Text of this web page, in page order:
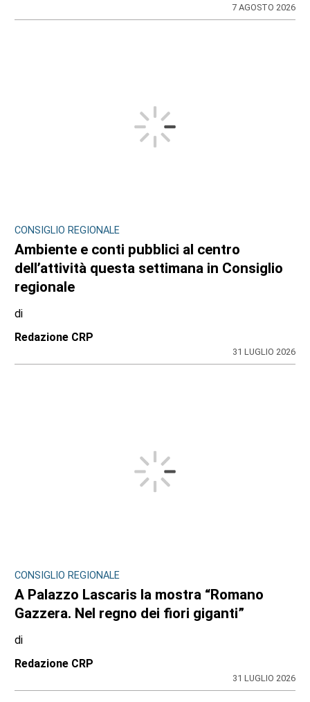
7 AGOSTO 2026
CONSIGLIO REGIONALE
Ambiente e conti pubblici al centro
dell’attività questa settimana in Consiglio
regionale
di
Redazione CRP
31 LUGLIO 2026
CONSIGLIO REGIONALE
A Palazzo Lascaris la mostra “Romano
Gazzera. Nel regno dei fiori giganti”
di
Redazione CRP
31 LUGLIO 2026